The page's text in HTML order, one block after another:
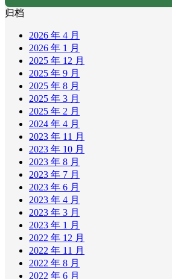
归档
2026 年 4 月
2026 年 1 月
2025 年 12 月
2025 年 9 月
2025 年 8 月
2025 年 3 月
2025 年 2 月
2024 年 4 月
2023 年 11 月
2023 年 10 月
2023 年 8 月
2023 年 7 月
2023 年 6 月
2023 年 4 月
2023 年 3 月
2023 年 1 月
2022 年 12 月
2022 年 11 月
2022 年 8 月
2022 年 6 月